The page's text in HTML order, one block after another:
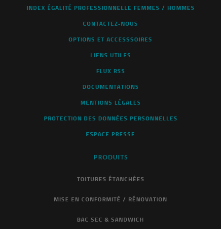
INDEX ÉGALITÉ PROFESSIONNELLE FEMMES / HOMMES
CONTACTEZ-NOUS
OPTIONS ET ACCESSSOIRES
LIENS UTILES
FLUX RSS
DOCUMENTATIONS
MENTIONS LÉGALES
PROTECTION DES DONNÉES PERSONNELLES
ESPACE PRESSE
PRODUITS
TOITURES ÉTANCHÉES
MISE EN CONFORMITÉ / RÉNOVATION
BAC SEC & SANDWICH